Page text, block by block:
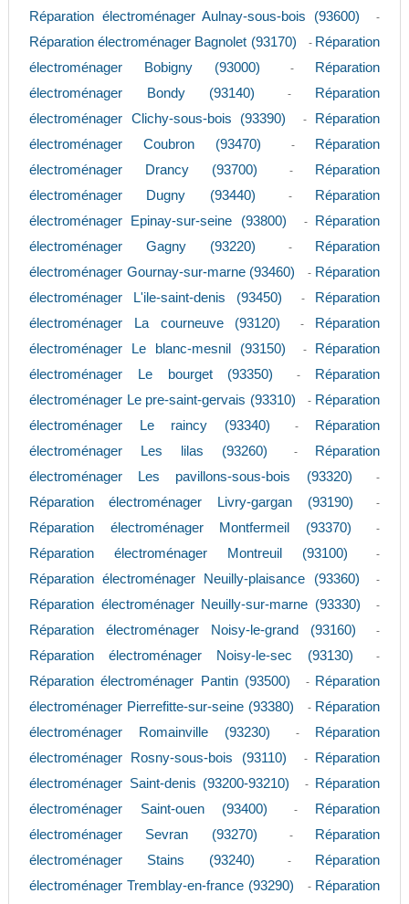
Réparation électroménager Aulnay-sous-bois (93600) -
Réparation électroménager Bagnolet (93170) - Réparation
électroménager Bobigny (93000)
-
Réparation
électroménager Bondy (93140)
-
Réparation
électroménager Clichy-sous-bois (93390)
-
Réparation
électroménager Coubron (93470)
-
Réparation
électroménager Drancy (93700)
-
Réparation
électroménager Dugny (93440)
-
Réparation
électroménager Epinay-sur-seine (93800)
-
Réparation
électroménager Gagny (93220)
-
Réparation
électroménager Gournay-sur-marne (93460)
- Réparation
électroménager L'ile-saint-denis (93450)
-
Réparation
électroménager La courneuve (93120)
-
Réparation
électroménager Le blanc-mesnil (93150)
-
Réparation
électroménager Le bourget (93350)
-
Réparation
électroménager Le pre-saint-gervais (93310)
- Réparation
électroménager Le raincy (93340)
-
Réparation
électroménager Les lilas (93260)
-
Réparation
électroménager Les pavillons-sous-bois (93320)
-
Réparation électroménager Livry-gargan (93190) -
Réparation électroménager Montfermeil (93370) -
Réparation électroménager Montreuil (93100) -
Réparation électroménager Neuilly-plaisance (93360) -
Réparation électroménager Neuilly-sur-marne (93330) -
Réparation électroménager Noisy-le-grand (93160) -
Réparation électroménager Noisy-le-sec (93130) -
Réparation électroménager Pantin (93500) - Réparation
électroménager Pierrefitte-sur-seine (93380)
- Réparation
électroménager Romainville (93230)
-
Réparation
électroménager Rosny-sous-bois (93110)
-
Réparation
électroménager Saint-denis (93200-93210)
-
Réparation
électroménager Saint-ouen (93400)
-
Réparation
électroménager Sevran (93270)
-
Réparation
électroménager Stains (93240)
-
Réparation
électroménager Tremblay-en-france (93290)
- Réparation